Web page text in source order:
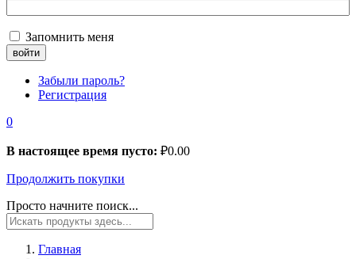
Запомнить меня
Забыли пароль?
Регистрация
0
В настоящее время пусто: ₽0.00
Продолжить покупки
Просто начните поиск...
Главная